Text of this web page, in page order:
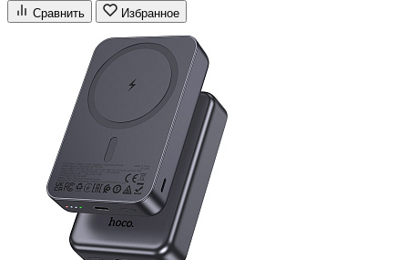
Сравнить Избранное